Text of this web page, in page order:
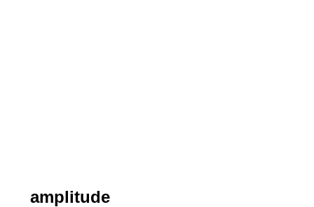
amplitude